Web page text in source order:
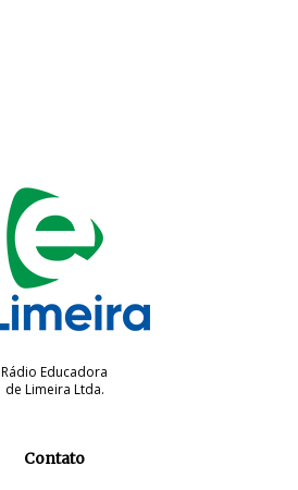
Rádio Educadora
de Limeira Ltda.
Contato